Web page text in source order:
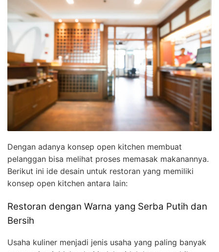
Dengan adanya konsep open kitchen membuat
pelanggan bisa melihat proses memasak makanannya.
Berikut ini ide desain untuk restoran yang memiliki
konsep open kitchen antara lain:
Restoran dengan Warna yang Serba Putih dan
Bersih
Usaha kuliner menjadi jenis usaha yang paling banyak